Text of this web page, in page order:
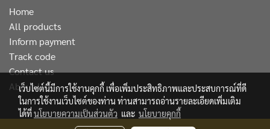
Home
All products
Inform payment
Track code
Contact us
About Us
เว็บไซต์นี้มีการใช้งานคุกกี้ เพื่อเพิ่มประสิทธิภาพและประสบการณ์ที่ดี
ในการใช้งานเว็บไซต์ของท่าน ท่านสามารถอ่านรายละเอียดเพิ่มเติม
ได้ที่นโยบายความเป็นส่วนตัว และ นโยบายคุกกี้